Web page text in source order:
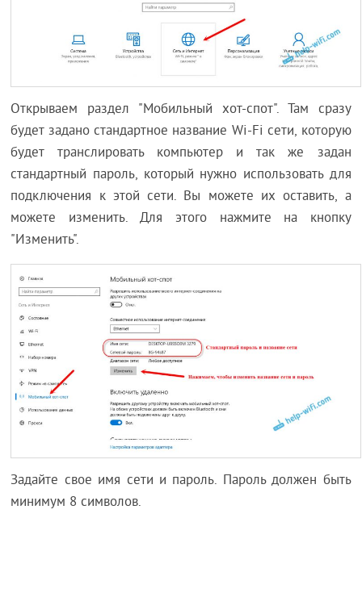
Открываем раздел "Мобильный хот-спот". Там сразу
будет задано стандартное название Wi-Fi сети, которую
будет транслировать компьютер и так же задан
стандартный пароль, который нужно использовать для
подключения к этой сети. Вы можете их оставить, а
можете изменить. Для этого нажмите на кнопку
"Изменить".
Задайте свое имя сети и пароль. Пароль должен быть
минимум 8 символов.